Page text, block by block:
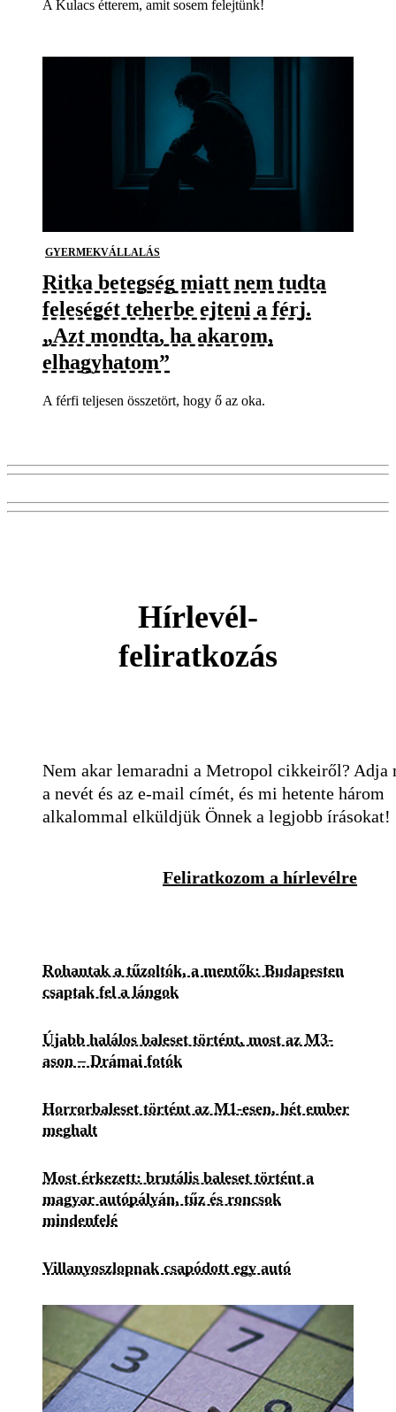
A Kulacs étterem, amit sosem felejtünk!
GYERMEKVÁLLALÁS
Ritka betegség miatt nem tudta
feleségét teherbe ejteni a férj.
„Azt mondta, ha akarom,
elhagyhatom”
A férfi teljesen összetört, hogy ő az oka.
Hírlevél-
feliratkozás
Nem akar lemaradni a Metropol cikkeiről? Adja
a nevét és az e-mail címét, és mi hetente három
alkalommal elküldjük Önnek a legjobb írásokat!
Feliratkozom a hírlevélre
Rohantak a tűzoltók, a mentők: Budapesten
csaptak fel a lángok
Újabb halálos baleset történt, most az M3-
ason – Drámai fotók
Horrorbaleset történt az M1-esen, hét ember
meghalt
Most érkezett: brutális baleset történt a
magyar autópályán, tűz és roncsok
mindenfelé
Villanyoszlopnak csapódott egy autó